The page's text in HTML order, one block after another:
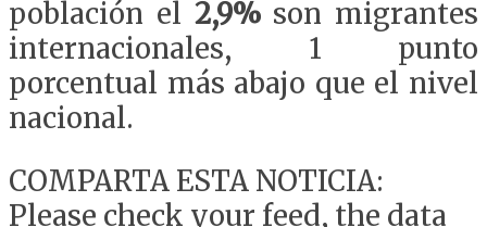
población el 2,9% son migrantes
internacionales, 1 punto
porcentual más abajo que el nivel
nacional.
COMPARTA ESTA NOTICIA:
Please check your feed, the data